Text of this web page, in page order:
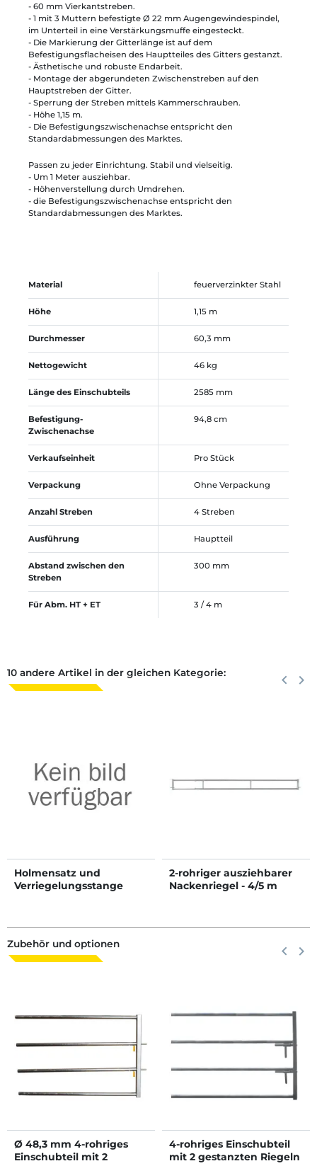
- 60 mm Vierkantstreben.
- 1 mit 3 Muttern befestigte Ø 22 mm Augengewindespindel,
im Unterteil in eine Verstärkungsmuffe eingesteckt.
- Die Markierung der Gitterlänge ist auf dem
Befestigungsflacheisen des Hauptteiles des Gitters gestanzt.
- Ästhetische und robuste Endarbeit.
- Montage der abgerundeten Zwischenstreben auf den
Hauptstreben der Gitter.
- Sperrung der Streben mittels Kammerschrauben.
- Höhe 1,15 m.
- Die Befestigungszwischenachse entspricht den
Standardabmessungen des Marktes.
Passen zu jeder Einrichtung. Stabil und vielseitig.
- Um 1 Meter ausziehbar.
- Höhenverstellung durch Umdrehen.
- die Befestigungszwischenachse entspricht den
Standardabmessungen des Marktes.
Material feuerverzinkter Stahl
Höhe 1,15 m
Durchmesser 60,3 mm
Nettogewicht 46 kg
Länge des Einschubteils 2585 mm
Befestigung-
Zwischenachse
94,8 cm
Verkaufseinheit Pro Stück
Verpackung Ohne Verpackung
Anzahl Streben 4 Streben
Ausführung Hauptteil
Abstand zwischen den
Streben
300 mm
Für Abm. HT + ET 3 / 4 m
10 andere Artikel in der gleichen Kategorie: Zurück
keyboard_arrow_left keyboard_arrow_right
Holmensatz und
Verriegelungsstange
2-rohriger ausziehbarer
Nackenriegel - 4/5 m
Zubehör und optionen Zurück
keyboard_arrow_left keyboard_arrow_right
Ø 48,3 mm 4-rohriges
Einschubteil mit 2
4-rohriges Einschubteil
mit 2 gestanzten Riegeln